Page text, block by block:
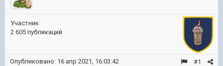
Участник
2 605 публикаций
#1
Опубликовано: 16 апр 2021, 16:03:42